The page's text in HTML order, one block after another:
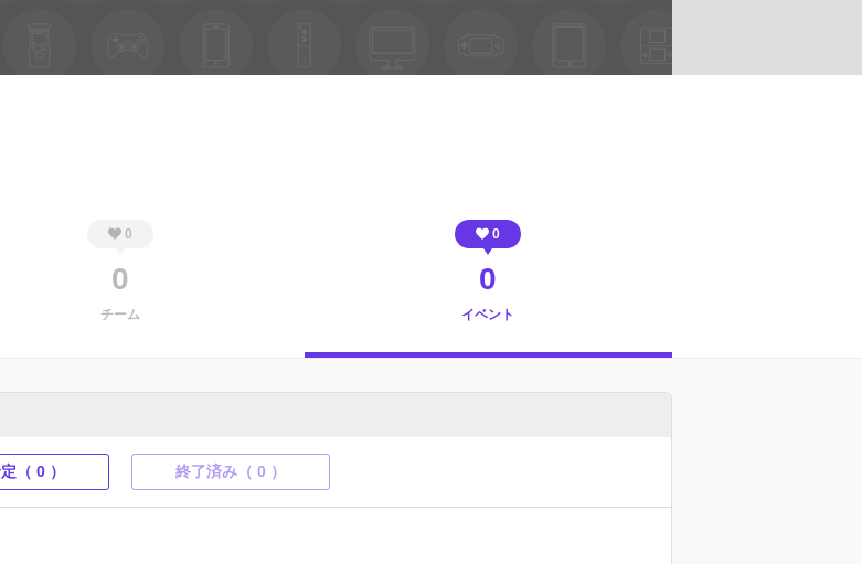
0
0
チーム
0
0
イベント
（ 0 ） 終了済み（ 0 ）